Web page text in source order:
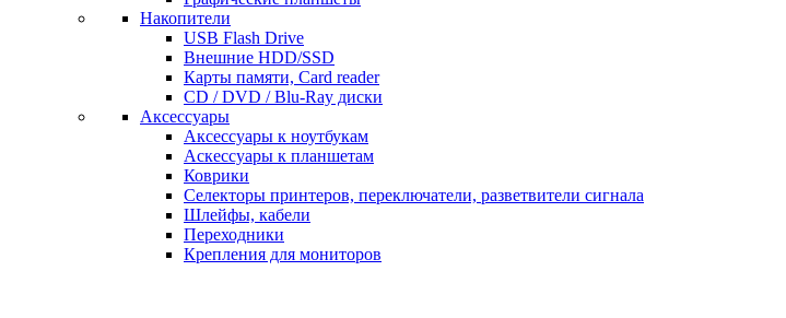
Накопители
USB Flash Drive
Внешние HDD/SSD
Карты памяти, Card reader
CD / DVD / Blu-Ray диски
Аксессуары
Аксессуары к ноутбукам
Аскессуары к планшетам
Коврики
Селекторы принтеров, переключатели, разветвители сигнала
Шлейфы, кабели
Переходники
Крепления для мониторов